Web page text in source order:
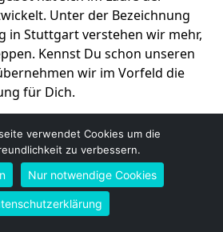
Unter der Bezeichnung
in Stuttgart verstehen wir mehr,
Kennst Du schon unseren
wir im Vorfeld die
für Dich.
Angebot erhalten
verwendet Cookies um die
zu verbessern.
Nur notwendige Cookies